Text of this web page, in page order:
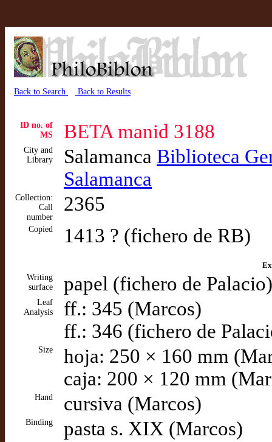
Back to Search Back to Results
ID no. of
MS
BETA manid 3188
City and
Library
Salamanca Biblioteca
Salamanca
Collection:
Call
number
2365
Copied 1413 ? (fichero de RB)
Writing
surface
papel (fichero de Palacio)
Leaf
Analysis
ff.: 345 (Marcos)
ff.: 346 (fichero de
Size
hoja: 250 × 160 mm
caja: 200 × 120 mm
Hand cursiva (Marcos)
Binding pasta s. XIX (Marcos)